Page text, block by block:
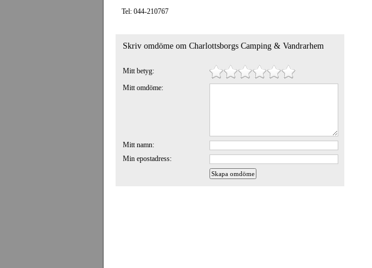
Tel: 044-210767
Skriv omdöme om Charlottsborgs Camping & Vandrarhem
Mitt betyg:
Mitt omdöme:
Mitt namn:
Min epostadress: